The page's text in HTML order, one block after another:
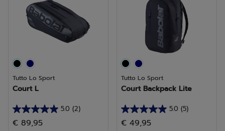
recensioni
recensioni
Tutto Lo Sport
Court L
5.0 (2)
5.0
su
€ 89,95
Tutto Lo Sport
Court Backpack Lite
5.0 (5)
5.0
su
€ 49,95